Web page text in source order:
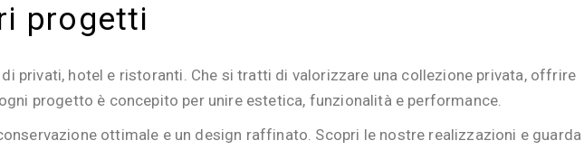
progetti
privati, hotel e ristoranti. Che si tratti di valorizzare una collezione privata, offrire
progetto è concepito per unire estetica, funzionalità e performance.
ottimale e un design raffinato. Scopri le nostre realizzazioni e guarda